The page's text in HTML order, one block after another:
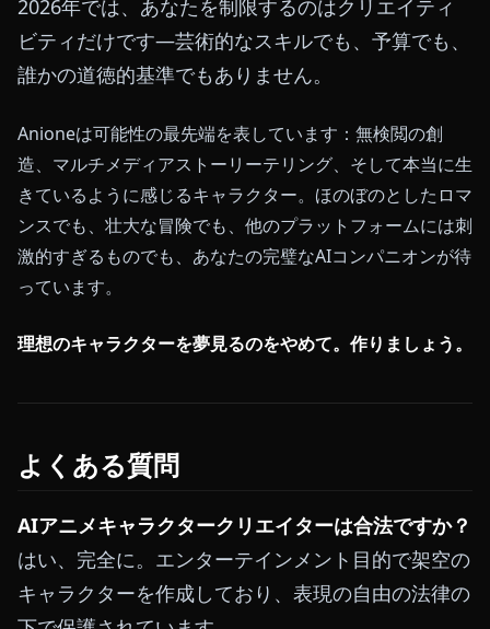
2026年では、あなたを制限するのはクリエイティ
ビティだけです—芸術的なスキルでも、予算でも、
誰かの道徳的基準でもありません。
Anioneは可能性の最先端を表しています：無検閲の創
造、マルチメディアストーリーテリング、そして本当に生
きているように感じるキャラクター。ほのぼのとしたロマ
ンスでも、壮大な冒険でも、他のプラットフォームには刺
激的すぎるものでも、あなたの完璧なAIコンパニオンが待
っています。
理想のキャラクターを夢見るのをやめて。作りましょう。
よくある質問
AIアニメキャラクタークリエイターは合法ですか？
はい、完全に。エンターテインメント目的で架空の
キャラクターを作成しており、表現の自由の法律の